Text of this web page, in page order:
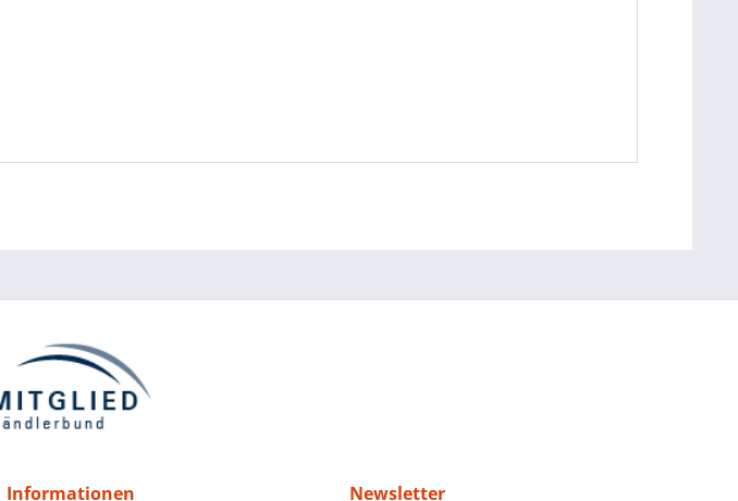
Informationen Newsletter